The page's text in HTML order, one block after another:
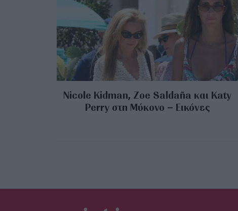
Nicole Kidman, Zoe Saldaña και Katy
Perry στη Μύκονο – Εικόνες